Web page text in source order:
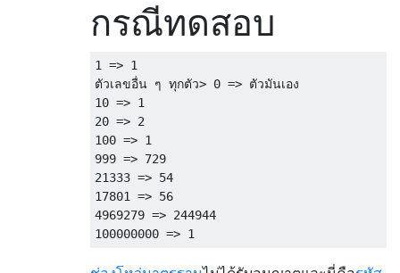
กรณีทดสอบ
1 => 1
ตัวเลขอื่น ๆ ทุกตัว> 0 => ตัวมันเอง
10 => 1
20 => 2
100 => 1
999 => 729
21333 => 54
17801 => 56
4969279 => 244944